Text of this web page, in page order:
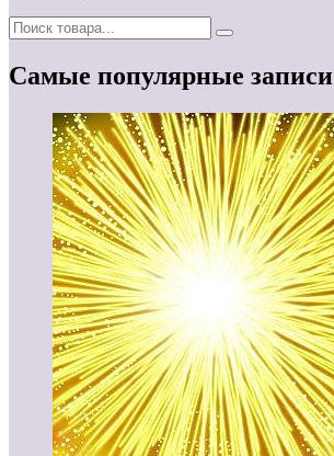
Самые популярные записи